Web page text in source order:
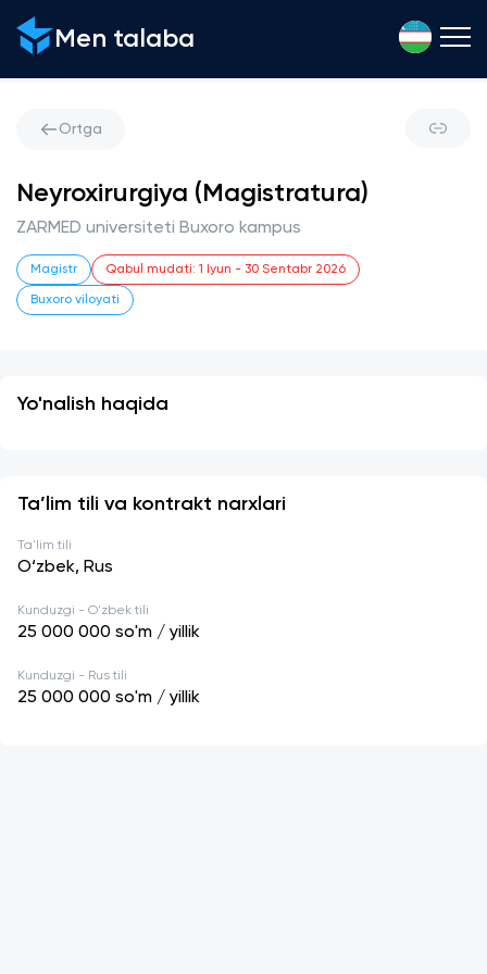
Men talaba
Ortga
Neyroxirurgiya (Magistratura)
ZARMED universiteti Buxoro kampus
Magistr Qabul mudati: 1 Iyun - 30 Sentabr 2026
Buxoro viloyati
Yo'nalish haqida
Ta’lim tili va kontrakt narxlari
Ta'lim tili
O‘zbek, Rus
Kunduzgi - O'zbek tili
25 000 000 so'm / yillik
Kunduzgi - Rus tili
25 000 000 so'm / yillik